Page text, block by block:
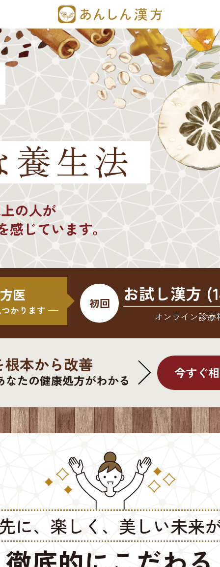
養生法
の人が
感じています。
医
かります 初回 お試し漢方
オンライン診療
本から改善
なたの健康処方がわかる 今すぐ
に、楽しく、美しい未来